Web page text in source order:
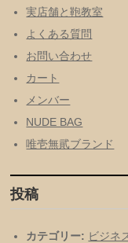
実店舗と鞄教室
よくある質問
お問い合わせ
カート
メンバー
NUDE BAG
唯壱無貮ブランド
投稿
カテゴリー: ビジネ